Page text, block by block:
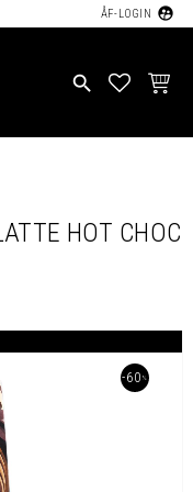
ÅF-LOGIN supervised_user_circle
search
HOT CHOC
60 %